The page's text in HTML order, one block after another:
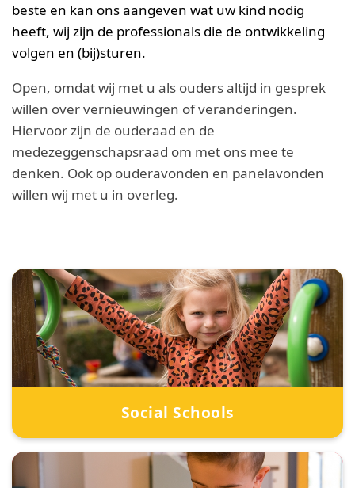
beste en kan ons aangeven wat uw kind nodig
heeft, wij zijn de professionals die de ontwikkeling
volgen en (bij)sturen.
Open, omdat wij met u als ouders altijd in gesprek
willen over vernieuwingen of veranderingen.
Hiervoor zijn de ouderaad en de
medezeggenschapsraad om met ons mee te
denken. Ook op ouderavonden en panelavonden
willen wij met u in overleg.
Social Schools